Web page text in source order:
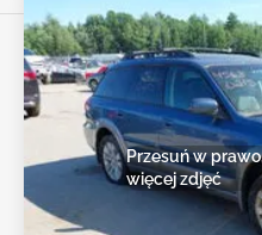
Przesuń w
więcej zdjęć